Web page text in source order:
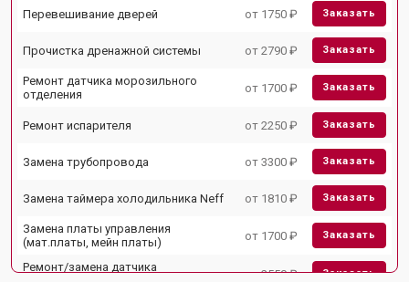
Перевешивание дверей от 1750 ₽ Заказать
Прочистка дренажной системы от 2790 ₽ Заказать
Ремонт датчика морозильного
отделения
от 1700 ₽ Заказать
Ремонт испарителя от 2250 ₽ Заказать
Замена трубопровода от 3300 ₽ Заказать
Замена таймера холодильника Neff от 1810 ₽ Заказать
Замена платы управления
(мат.платы, мейн платы)
от 1700 ₽ Заказать
Ремонт/замена датчика
от 2550 ₽ Заказать